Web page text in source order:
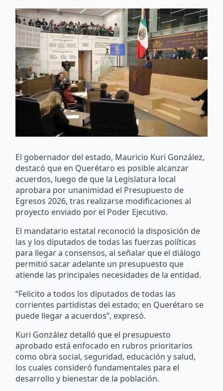
El gobernador del estado, Mauricio Kuri González,
destacó que en Querétaro es posible alcanzar
acuerdos, luego de que la Legislatura local
aprobara por unanimidad el Presupuesto de
Egresos 2026, tras realizarse modificaciones al
proyecto enviado por el Poder Ejecutivo.
El mandatario estatal reconoció la disposición de
las y los diputados de todas las fuerzas políticas
para llegar a consensos, al señalar que el diálogo
permitió sacar adelante un presupuesto que
atiende las principales necesidades de la entidad.
“Felicito a todos los diputados de todas las
corrientes partidistas del estado; en Querétaro se
puede llegar a acuerdos”, expresó.
Kuri González detalló que el presupuesto
aprobado está enfocado en rubros prioritarios
como obra social, seguridad, educación y salud,
los cuales consideró fundamentales para el
desarrollo y bienestar de la población.